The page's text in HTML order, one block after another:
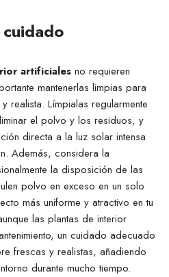
artificiales no requieren
mantenerlas limpias para
realista. Límpialas regularmente
el polvo y los residuos, y
directa a la luz solar intensa
Además, considera la
la disposición de las
polvo en exceso en un solo
más uniforme y atractivo en tu
las plantas de interior
un cuidado adecuado
frescas y realistas, añadiendo
durante mucho tiempo.